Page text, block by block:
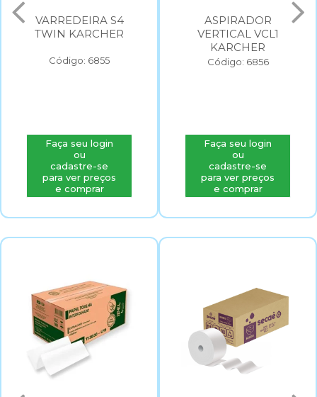
VARREDEIRA S4
TWIN KARCHER
Código: 6855
Faça seu login
ou
cadastre-se
para ver preços
e comprar
ASPIRADOR
VERTICAL VCL1
KARCHER
Código: 6856
Faça seu login
ou
cadastre-se
para ver preços
e comprar